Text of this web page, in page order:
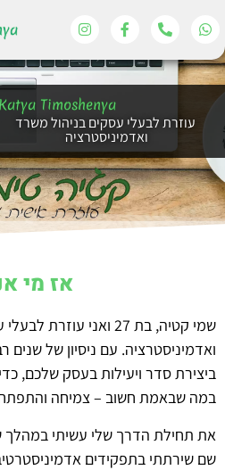
Katya Timoshenya‎‏
עוזרת לבעלי עסקים בניהול משרד
ואדמיניסטרציה ​
אז מי
שמי קטיה, בת 27 ואני
ואדמיניסטרציה. עם ניסיון של
ביצירת סדר ויעילות בעסק שלכם,
במה שבאמת חשוב – צמיחה
את תחילת הדרך שלי עשיתי במהלך
שם שירתתי בתפקידים